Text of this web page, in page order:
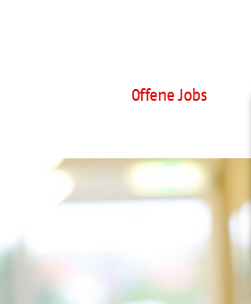
Offene Jobs